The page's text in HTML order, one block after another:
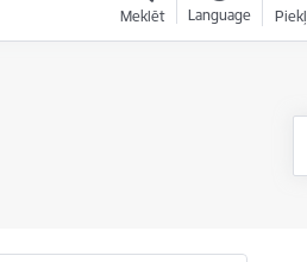
Meklēt Language